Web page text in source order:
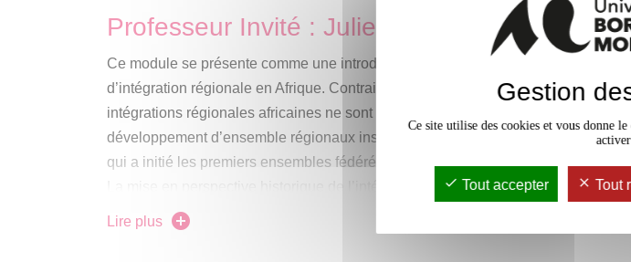
Professeur Invité : Julien Durand de Sanctis
Ce module se présente comme une introduction générale aux processus
d’intégration régionale en Afrique. Contrairement à une idée reçue, les
intégrations régionales africaines ne sont pas liées à une histoire récente. Le
développement d’ensemble régionaux institués remonte à la période coloniale
qui a initié les premiers ensembles fédérés.
La mise en perspective historique de l’intégration régionale en Afrique s’avère
décisive pour comprendre ses fondements, ses cadres normatifs mais aussi ses
Lire plus
Gestion
Ce site utilise des cookies et vous donne
activer
Tout accepter Tout